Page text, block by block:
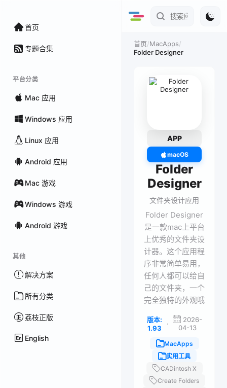
首页
专题合集
平台分类
Mac 应用
Windows 应用
Linux 应用
Android 应用
Mac 游戏
Windows 游戏
Android 游戏
其他
解决方案
所有分类
荔枝正版
English
首页/MacApps/
Folder Designer
APP
macOS
Folder
Designer
文件夹设计应用
Folder Designer
是一款mac上平台
上优秀的文件夹设
计器。这个应用程
序非常简单易用，
任何人都可以给自
己的文件夹，一个
完全独特的外观哦
版本:
1.93
·
2026-
04-13
MacApps
实用工具
CADintosh X
Create Folders